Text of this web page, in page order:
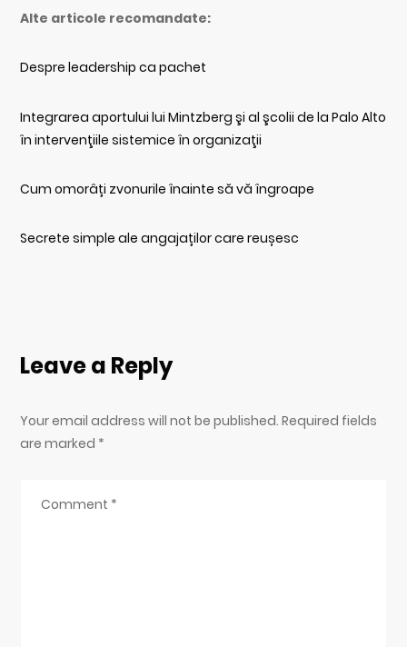
Alte articole recomandate:
Despre leadership ca pachet
Integrarea aportului lui Mintzberg şi al şcolii de la Palo Alto
în intervenţiile sistemice în organizaţii
Cum omorâți zvonurile înainte să vă îngroape
Secrete simple ale angajaților care reușesc
Leave a Reply
Your email address will not be published. Required fields
are marked *